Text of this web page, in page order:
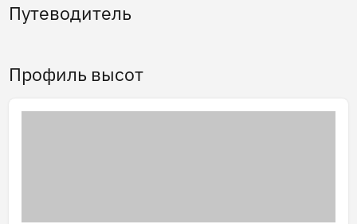
Путеводитель
Профиль высот